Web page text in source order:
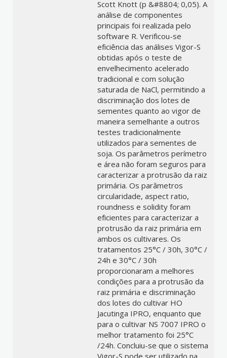
Scott Knott (p &#8804; 0,05). A
análise de componentes
principais foi realizada pelo
software R. Verificou-se
eficiência das análises Vigor-S
obtidas após o teste de
envelhecimento acelerado
tradicional e com solução
saturada de NaCl, permitindo a
discriminação dos lotes de
sementes quanto ao vigor de
maneira semelhante a outros
testes tradicionalmente
utilizados para sementes de
soja. Os parâmetros perímetro
e área não foram seguros para
caracterizar a protrusão da raiz
primária. Os parâmetros
circularidade, aspect ratio,
roundness e solidity foram
eficientes para caracterizar a
protrusão da raiz primária em
ambos os cultivares. Os
tratamentos 25°C / 30h, 30°C /
24h e 30°C / 30h
proporcionaram a melhores
condições para a protrusão da
raiz primária e discriminação
dos lotes do cultivar HO
Jacutinga IPRO, enquanto que
para o cultivar NS 7007 IPRO o
melhor tratamento foi 25°C
/24h. Concluiu-se que o sistema